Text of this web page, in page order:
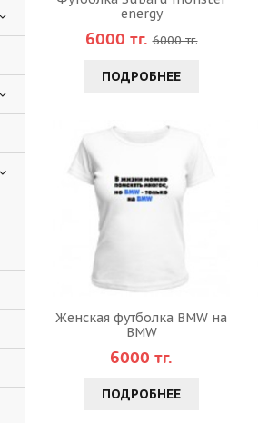
energy
6000 тг. 6000 тг.
ПОДРОБНЕЕ
Женская футболка BMW на
BMW
6000 тг.
ПОДРОБНЕЕ